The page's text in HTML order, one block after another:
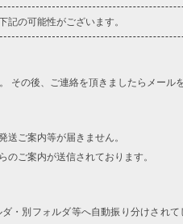
記の可能性がございます。
その後、ご連絡を頂きましたらメール
送ご案内等が届きません。
ご案内が送信されております。
・別フォルダ等へ自動振り分けされて